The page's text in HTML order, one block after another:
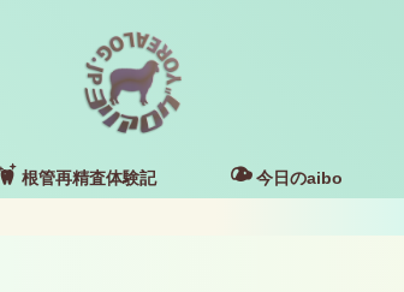
根管再精査体験記 今日のaibo